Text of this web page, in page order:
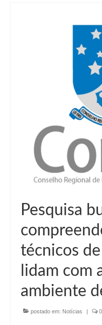
Pesquisa
técnicos
lidam com
ambiente
postado em: Notícias | 0